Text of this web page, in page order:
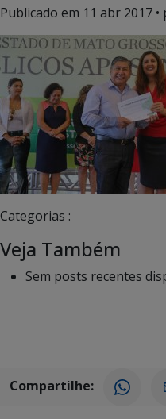
Publicado em 11 abr 2017
Categorias :
Veja Também
Sem posts recentes
Compartilhe: